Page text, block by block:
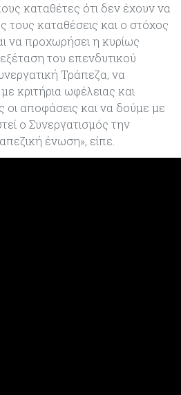
καταθέτες ότι δεν έχουν να
τους καταθέσεις και ο στόχος
να προχωρήσει η κυρίως
του επενδυτικού
Τράπεζα, να
κριτήρια ωφέλειας και
αποφάσεις και να δούμε με
ο Συνεργατισμός την
ένωση», είπε.